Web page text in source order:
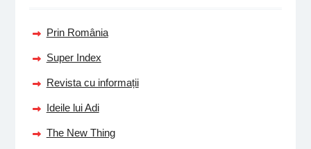
Prin România
Super Index
Revista cu informații
Ideile lui Adi
The New Thing